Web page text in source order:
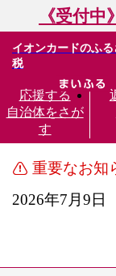
《受付
イオンカードのふ
税
応援する
自治体をさが
す
重要なお知
2026年7月9日